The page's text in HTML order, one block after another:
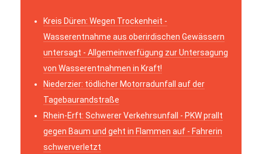
Kreis Düren: Wegen Trockenheit -
Wasserentnahme aus oberirdischen Gewässern
untersagt - Allgemeinverfügung zur Untersagung
von Wasserentnahmen in Kraft!
Niederzier: tödlicher Motorradunfall auf der
Tagebaurandstraße
Rhein-Erft: Schwerer Verkehrsunfall - PKW prallt
gegen Baum und geht in Flammen auf - Fahrerin
schwerverletzt